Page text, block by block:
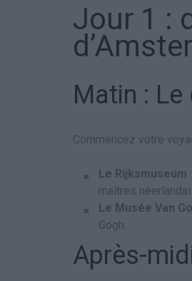
Jour 1 :
Matin :
Commencez votre
Le Rijksmuseum
maîtres
Le Musée Van
Gogh.
Après-